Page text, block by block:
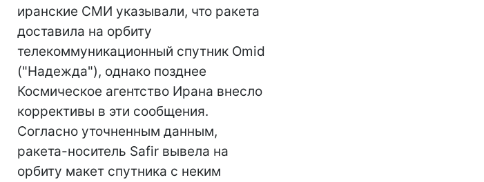
иранские СМИ указывали, что ракета
доставила на орбиту
телекоммуникационный спутник Omid
("Надежда"), однако позднее
Космическое агентство Ирана внесло
коррективы в эти сообщения.
Согласно уточненным данным,
ракета-носитель Safir вывела на
орбиту макет спутника с неким